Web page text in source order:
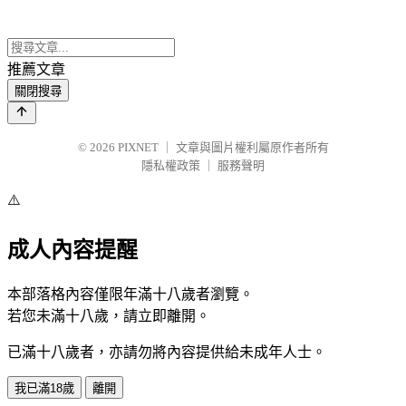
推薦文章
關閉搜尋
© 2026 PIXNET
文章與圖片權利屬原作者所有
隱私權政策
服務聲明
⚠️
成人內容提醒
本部落格內容僅限年滿十八歲者瀏覽。
若您未滿十八歲，請立即離開。
已滿十八歲者，亦請勿將內容提供給未成年人士。
我已滿18歲 離開